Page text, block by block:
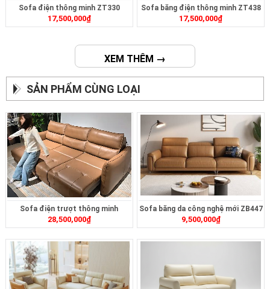
Sofa điện thông minh ZT330
17,500,000₫
Sofa băng điện thông minh ZT438
17,500,000₫
XEM THÊM →
SẢN PHẨM CÙNG LOẠI
Sofa điện trượt thông minh
ZT2628
28,500,000₫
Sofa băng da công nghệ mới ZB447
9,500,000₫